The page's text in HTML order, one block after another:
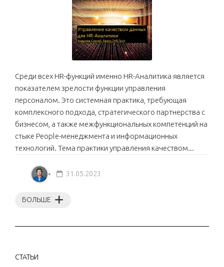
Среди всех HR-функций именно HR-Аналитика является
показателем зрелости функции управления
персоналом. Это системная практика, требующая
комплексного подхода, стратегического партнерства с
бизнесом, а также межфункциональных компетенций на
стыке People-менеджмента и информационных
технологий. Тема практики управления качеством...
БОЛЬШЕ
31.05.2023
СТАТЬИ